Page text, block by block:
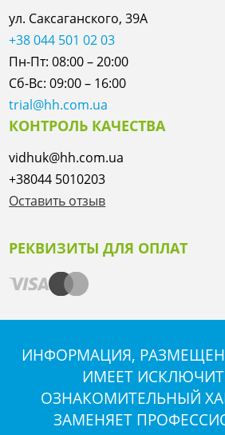
ул. Саксаганского, 39А
+38 044 501 02 03
Пн-Пт: 08:00 – 20:00
Сб-Вс: 09:00 – 16:00
trial@hh.com.ua
КОНТРОЛЬ КАЧЕСТВА
vidhuk@hh.com.ua
+38044 5010203
Оставить отзыв
РЕКВИЗИТЫ ДЛЯ ОПЛАТ
ИНФОРМАЦИЯ,
ИМЕЕТ
ОЗНАКОМИТЕЛЬНЫЙ
ЗАМЕНЯЕТ